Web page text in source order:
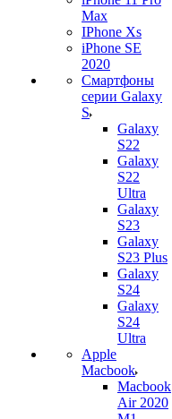
Max
IPhone Xs
iPhone SE
2020
Смартфоны
серии Galaxy
S
Galaxy
S22
Galaxy
S22
Ultra
Galaxy
S23
Galaxy
S23 Plus
Galaxy
S24
Galaxy
S24
Ultra
Apple
Macbook
Macbook
Air 2020